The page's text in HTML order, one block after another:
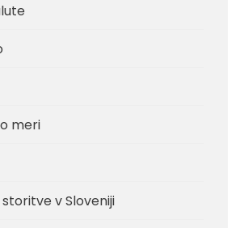
meri
v Sloveniji